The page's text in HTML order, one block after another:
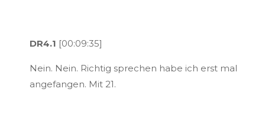
DR4.1 [00:09:35]
Nein. Nein. Richtig sprechen habe ich erst mal
angefangen. Mit 21.